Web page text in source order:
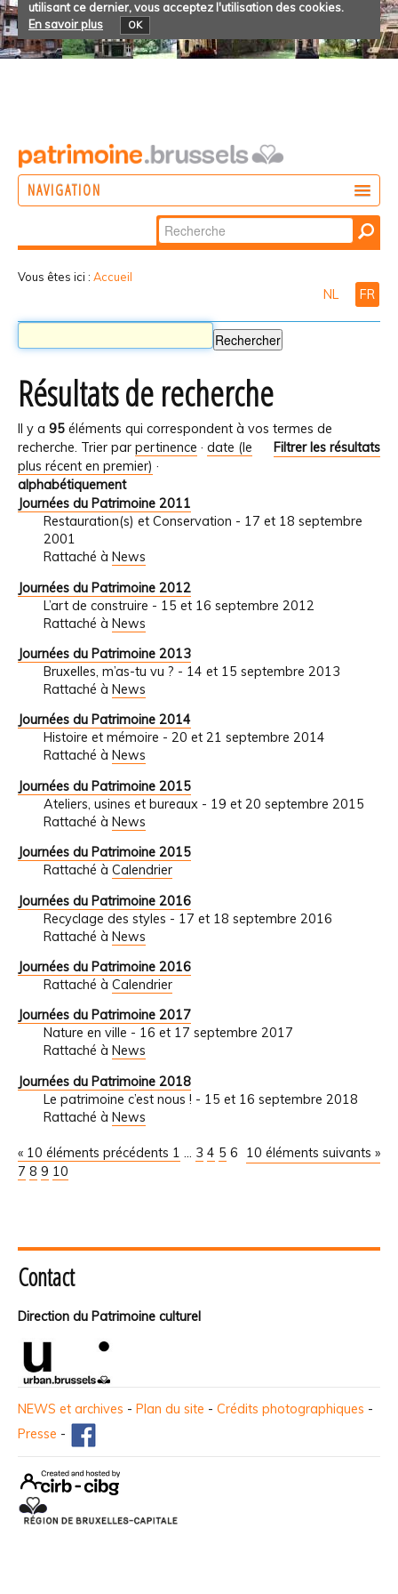
utilisant ce dernier, vous acceptez l'utilisation des cookies.
En savoir plus
OK
NAVIGATION
Chercher par
Recherche
Vous êtes ici : Accueil
NL FR
Résultats de recherche
Il y a 95 éléments qui correspondent à vos termes de
recherche.
Filtrer les résultats
Trier par pertinence · date (le
plus récent en premier) ·
alphabétiquement
Journées du Patrimoine 2011
Restauration(s) et Conservation - 17 et 18 septembre
2001
Rattaché à News
Journées du Patrimoine 2012
L’art de construire - 15 et 16 septembre 2012
Rattaché à News
Journées du Patrimoine 2013
Bruxelles, m’as-tu vu ? - 14 et 15 septembre 2013
Rattaché à News
Journées du Patrimoine 2014
Histoire et mémoire - 20 et 21 septembre 2014
Rattaché à News
Journées du Patrimoine 2015
Ateliers, usines et bureaux - 19 et 20 septembre 2015
Rattaché à News
Journées du Patrimoine 2015
Rattaché à Calendrier
Journées du Patrimoine 2016
Recyclage des styles - 17 et 18 septembre 2016
Rattaché à News
Journées du Patrimoine 2016
Rattaché à Calendrier
Journées du Patrimoine 2017
Nature en ville - 16 et 17 septembre 2017
Rattaché à News
Journées du Patrimoine 2018
Le patrimoine c’est nous ! - 15 et 16 septembre 2018
Rattaché à News
« 10 éléments précédents 10 éléments suivants »
1 ... 3 4 5 6
7 8 9 10
Contact
Direction du Patrimoine culturel
NEWS et archives - Plan du site - Crédits photographiques -
Presse -